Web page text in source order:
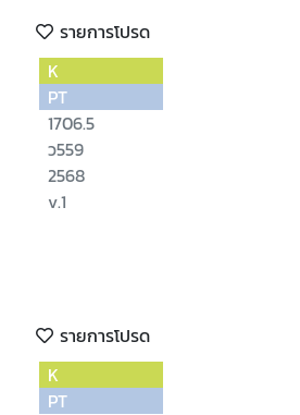
รายการโปรด
K
PT
1706.5
ว559
2568
v.1
รายการโปรด
K
PT